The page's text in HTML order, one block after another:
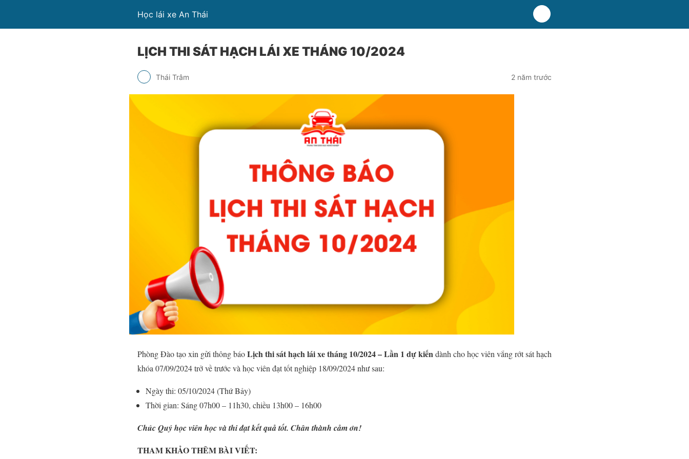
Học lái xe An Thái
LỊCH THI SÁT HẠCH LÁI XE THÁNG 10/2024
Thái Trâm 2 năm trước
Phòng Đào tạo xin gửi thông báoLịchthi sát hạch lái xe tháng 10/2024 – Lần 1 dự kiếndành cho học viên vắng rớt sát hạch
khóa 07/09/2024 trở về trước và học viên đạt tốt nghiệp 18/09/2024 như sau:
Ngày thi: 05/10/2024 (Thứ Bảy)
Thời gian: Sáng 07h00 – 11h30, chiều 13h00 – 16h00
Chúc Quý học viên học và thi đạt kết quả tốt. Chân thành cảm ơn!
THAM KHẢO THÊM BÀI VIẾT: